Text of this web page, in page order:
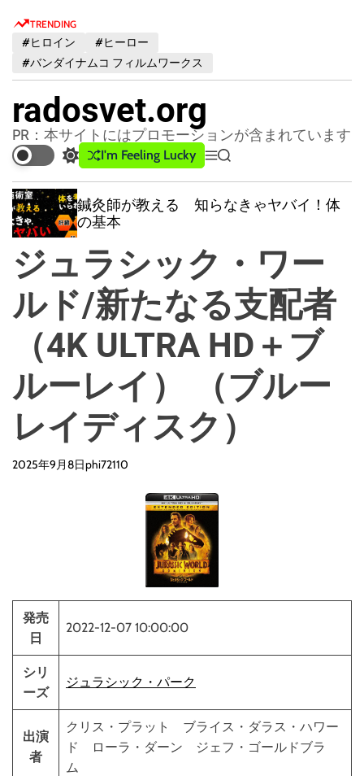
TRENDING
#ヒロイン
#ヒーロー
#バンダイナムコ フィルムワークス
radosvet.org
PR：本サイトにはプロモーションが含まれています
S
w
i
t
c
c
o
o
m
o
e
I'm Feeling Lucky
M
e
u
S
e
r
鍼灸師が教える 知らなきゃヤバイ！体
の基本
ジュラシック・ワー
ルド/新たなる支配者
（4K ULTRA HD＋ブ
ルーレイ） （ブルー
レイディスク）
2025年9月8日phi72110
発売
日
2022-12-07 10:00:00
シリ
ーズ
ジュラシック・パーク
出演
者
クリス・プラット ブライス・ダラス・ハワー
ド ローラ・ダーン ジェフ・ゴールドブラ
ム